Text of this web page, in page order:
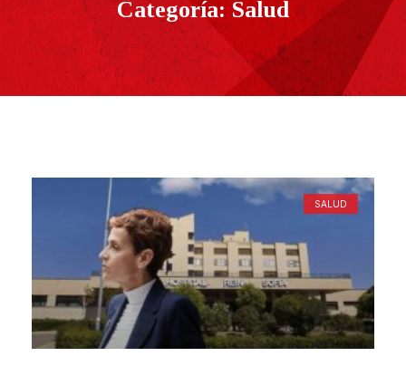
Categoría: Salud
SALUD